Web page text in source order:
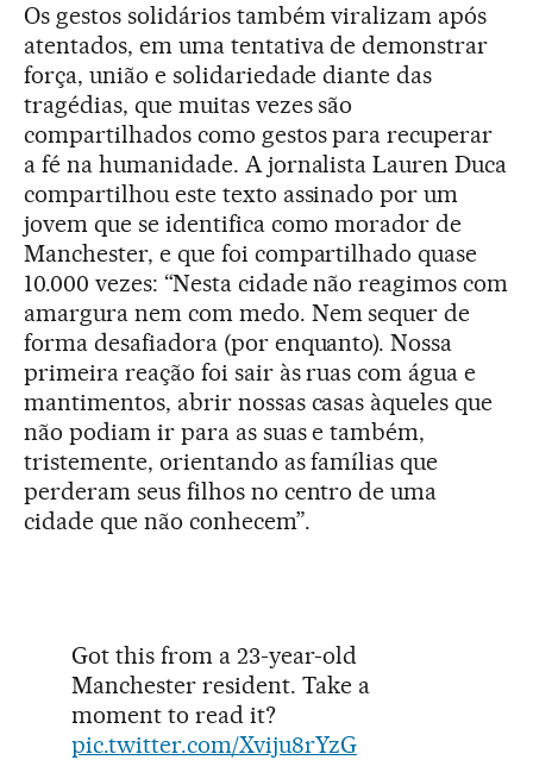
Os gestos solidários também viralizam após
atentados, em uma tentativa de demonstrar
força, união e solidariedade diante das
tragédias, que muitas vezes são
compartilhados como gestos para recuperar
a fé na humanidade. A jornalista Lauren Duca
compartilhou este texto assinado por um
jovem que se identifica como morador de
Manchester, e que foi compartilhado quase
10.000 vezes: “Nesta cidade não reagimos com
amargura nem com medo. Nem sequer de
forma desafiadora (por enquanto). Nossa
primeira reação foi sair às ruas com água e
mantimentos, abrir nossas casas àqueles que
não podiam ir para as suas e também,
tristemente, orientando as famílias que
perderam seus filhos no centro de uma
cidade que não conhecem”.
Got this from a 23-year-old
Manchester resident. Take a
moment to read it?
pic.twitter.com/Xviju8rYzG